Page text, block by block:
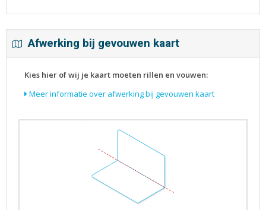
Afwerking bij gevouwen kaart
Kies hier of wij je kaart moeten rillen en vouwen:
Meer informatie over afwerking bij gevouwen kaart